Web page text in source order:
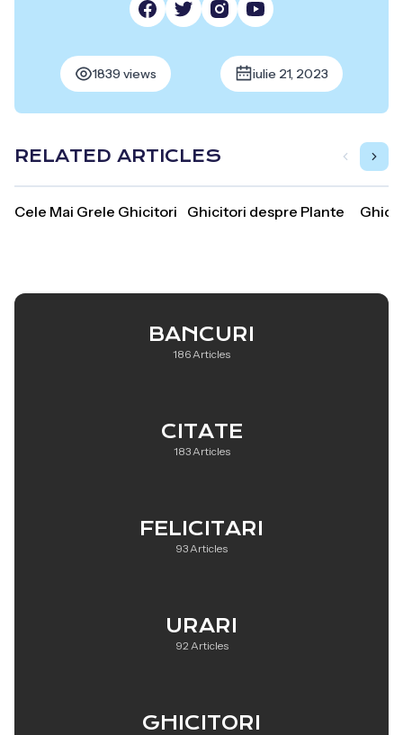
1839 views iulie 21, 2023
RELATED ARTICLES
Cele Mai Grele Ghicitori Ghicitori despre Plante
BANCURI
186 Articles
CITATE
183 Articles
FELICITARI
93 Articles
URARI
92 Articles
GHICITORI